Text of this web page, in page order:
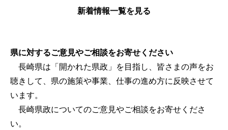
新着情報一覧を見る
県に対するご意見やご相談をお寄せください
長崎県は「開かれた県政」を目指し、皆さまの声をお
聴きして、県の施策や事業、仕事の進め方に反映させて
います。
長崎県政についてのご意見やご相談をお寄せくださ
い。